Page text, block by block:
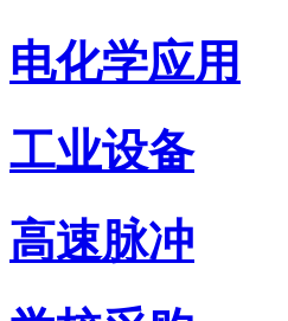
电化学应用
工业设备
高速脉冲